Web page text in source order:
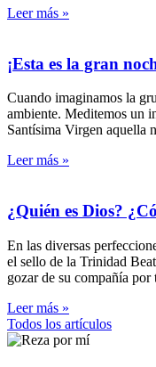
Leer más »
¡Esta es la gran
Cuando imaginamos la
ambiente. Meditemos un
Santísima Virgen aquella
Leer más »
¿Quién es Dios?
En las diversas
el sello de la Trinidad
gozar de su compañía por
Leer más »
Todos los artículos